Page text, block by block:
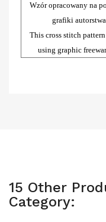
Wzór opracowany na
grafiki
This cross stitch
using graphic
15 Other
Category: